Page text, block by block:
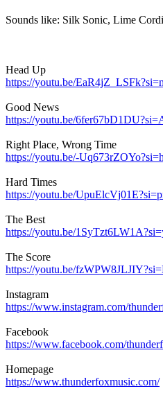
Sounds like: Silk Sonic, Lime
Head Up
https://youtu.be/
Good News
https://youtu.be/
Right Place, Wrong Time
https://youtu.be/-
Hard Times
https://youtu.be/
The Best
https://youtu.be/
The Score
https://youtu.be/
Instagram
https://www.instagram.com/
Facebook
https://www.facebook.com/
Homepage
https://www.thunderfoxmusic.com/